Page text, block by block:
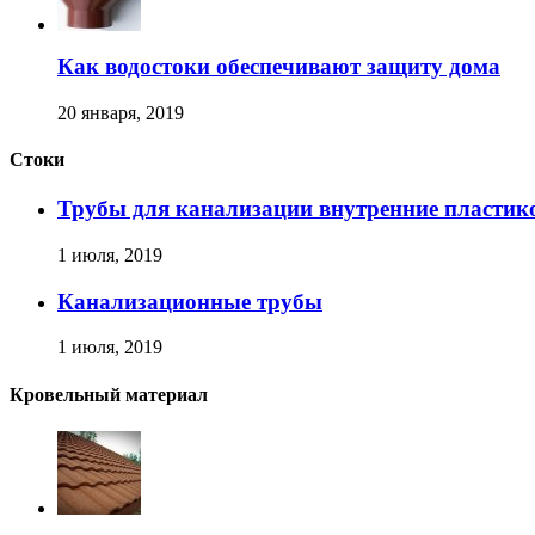
Как водостоки обеспечивают защиту дома
20 января, 2019
Стоки
Трубы для канализации внутренние
1 июля, 2019
Канализационные трубы
1 июля, 2019
Кровельный материал